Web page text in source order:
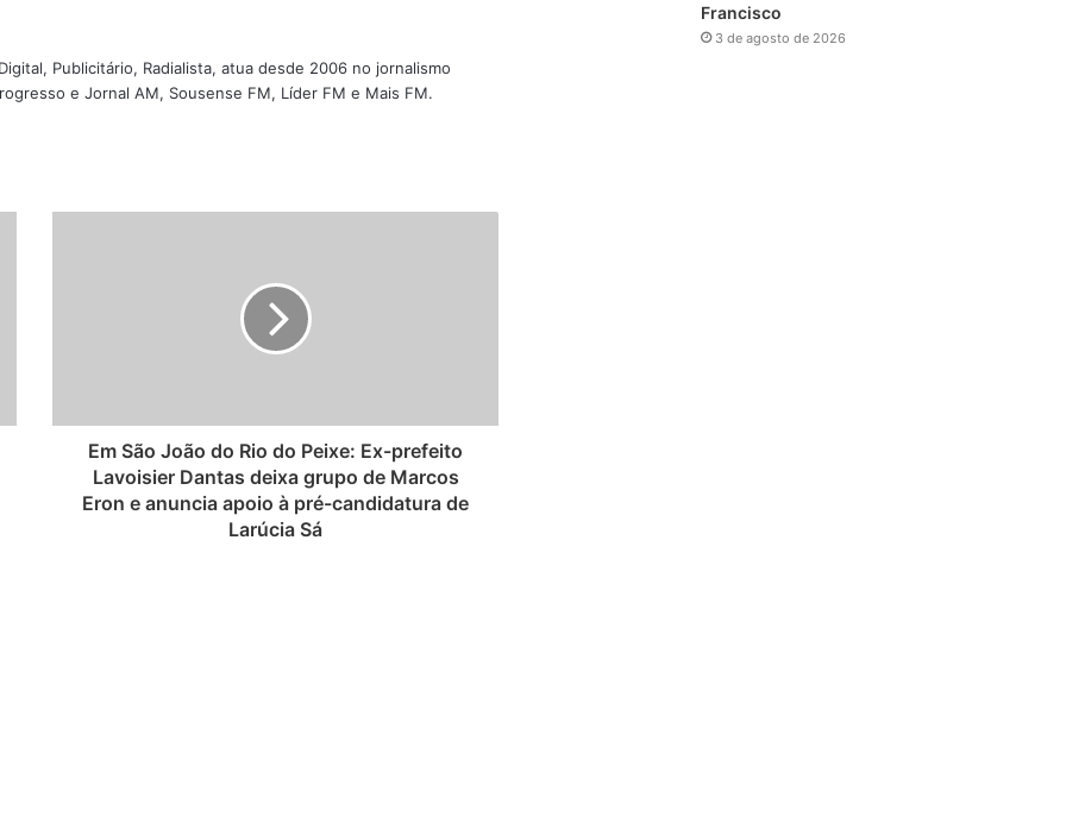
Publicitário, Radialista, atua desde 2006 no jornalismo
e Jornal AM, Sousense FM, Líder FM e Mais FM.
Em São João do Rio do Peixe: Ex-prefeito
Lavoisier Dantas deixa grupo de Marcos
Eron e anuncia apoio à pré-candidatura de
Larúcia Sá
Francisco
3 de agosto de 2026